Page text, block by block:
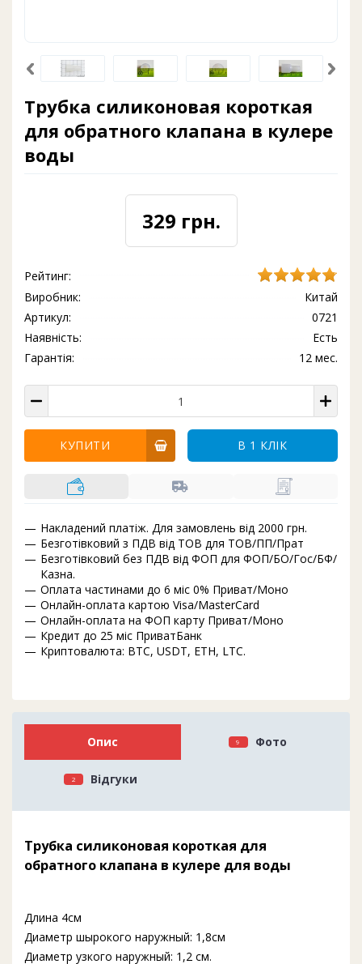
Трубка силиконовая короткая
для обратного клапана в кулере
воды
329 грн.
Рейтинг:
Китай
Виробник:
0721
Артикул:
Есть
Наявність:
12 мес.
Гарантія:
КУПИТИ В 1 КЛІК
Накладений платіж. Для замовлень від 2000 грн.
Безготівковий з ПДВ від ТОВ для ТОВ/ПП/Прат
Безготівковий без ПДВ від ФОП для ФОП/БО/Гос/БФ/
Казна.
Оплата частинами до 6 міс 0% Приват/Моно
Онлайн-оплата картою Visa/MasterCard
Онлайн-оплата на ФОП карту Приват/Моно
Кредит до 25 міс ПриватБанк
Криптовалюта: BTC, USDT, ETH, LTC.
Опис 9 Фото
2 Відгуки
Трубка силиконовая короткая для
обратного клапана в кулере для воды
Длина 4см
Диаметр шырокого наружный: 1,8см
Диаметр узкого наружный: 1,2 см.